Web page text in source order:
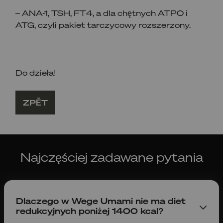
– ANA-1, TSH, FT4, a dla chętnych ATPO i
ATG, czyli pakiet tarczycowy rozszerzony.
Do dzieła!
ZPĚT
Najczęściej zadawane pytania
Dlaczego w Wege Umami nie ma diet
redukcyjnych poniżej 1400 kcal?